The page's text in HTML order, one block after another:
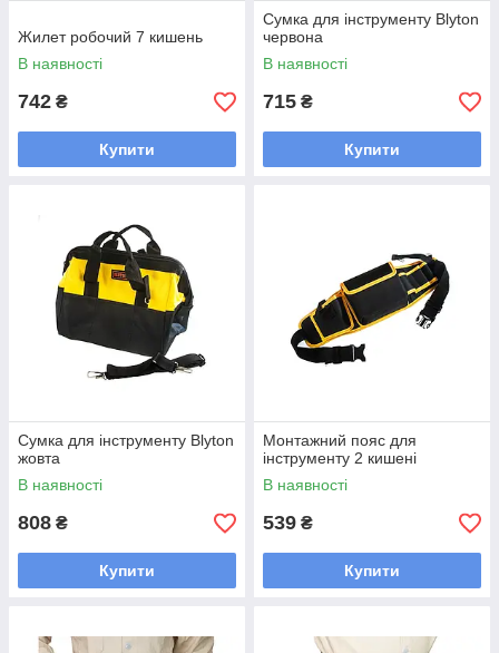
Жилет робочий 7 кишень
В наявності
742 ₴
Купити
Сумка для інструменту Blyton
червона
В наявності
715 ₴
Купити
Сумка для інструменту Blyton
жовта
В наявності
808 ₴
Купити
Монтажний пояс для
інструменту 2 кишені
В наявності
539 ₴
Купити